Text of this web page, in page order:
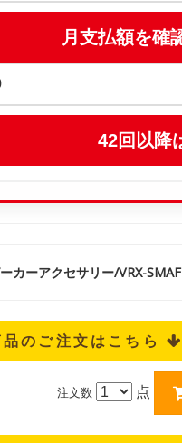
カーアクセサリー/VRX-SMAF
のご注文はこちら 
注文数 点